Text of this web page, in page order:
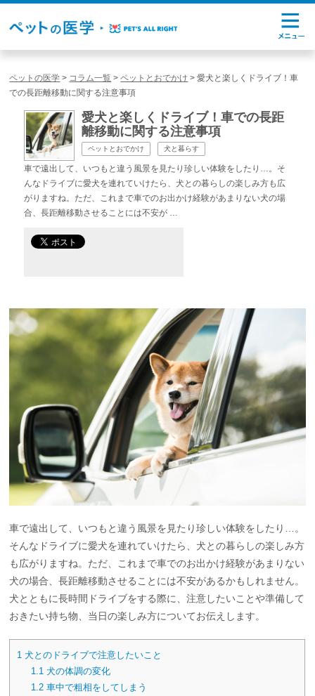
ペットの医学 > コラム一覧 >ペットとおでかけ >愛犬と楽しくドライブ！車
での長距離移動に関する注意事項
愛犬と楽しくドライブ！車での長距
離移動に関する注意事項
ペットとおでかけ 犬と暮らす
車で遠出して、いつもと違う風景を見たり珍しい体験をしたり…。そ
んなドライブに愛犬を連れていけたら、犬との暮らしの楽しみ方も広
がりますね。ただ、これまで車でのお出かけ経験があまりない犬の場
合、長距離移動させることには不安が …
車で遠出して、いつもと違う風景を見たり珍しい体験をしたり…。
そんなドライブに愛犬を連れていけたら、犬との暮らしの楽しみ方
も広がりますね。ただ、これまで車でのお出かけ経験があまりない
犬の場合、長距離移動させることには不安があるかもしれません。
犬とともに長時間ドライブをする際に、注意したいことや準備して
おきたい持ち物、当日の楽しみ方についてお伝えします。
1 犬とのドライブで注意したいこと
1.1 犬の体調の変化
1.2 車中で粗相をしてしまう